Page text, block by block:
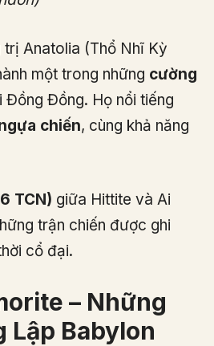
Anatolia (Thổ Nhĩ Kỳ
một trong những cường
Đồng Đồng. Họ nổi tiếng
chiến, cùng khả năng
TCN) giữa Hittite và Ai
trận chiến được ghi
cổ đại.
– Những
Lập Babylon